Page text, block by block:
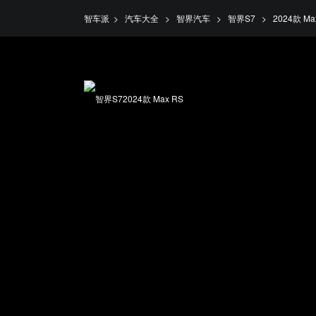
智车派 > 汽车大全 > 智界汽车 > 智界S7 > 2024款